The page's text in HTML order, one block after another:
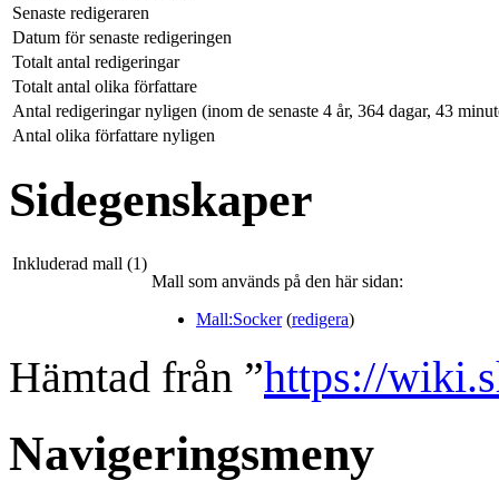
Senaste redigeraren
Datum för senaste redigeringen
Totalt antal redigeringar
Totalt antal olika författare
Antal redigeringar nyligen (inom de senaste 4 år, 364 dagar, 43
Antal olika författare nyligen
Sidegenskaper
Inkluderad mall (1)
Mall som används på den här sidan:
Mall:Socker(redigera)
Hämtad från ”https://
Navigeringsmeny